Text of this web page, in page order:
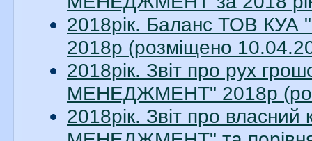
2018рік. Баланс ТОВ
2018р (розміщено
2018рік. Звіт про рух
МЕНЕДЖМЕНТ" 2018р
2018рік. Звіт про